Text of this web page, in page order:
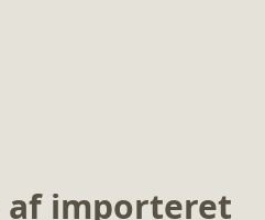
af importeret